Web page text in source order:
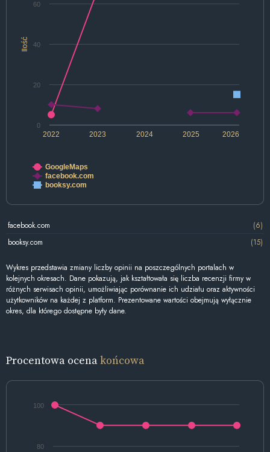
Ilość
2022 2024 2026
2023 2025
0
20
40
60
GoogleMaps
facebook.com
booksy.com
facebook.com
(6)
booksy.com
(15)
Wykres przedstawia zmiany liczby opinii na poszczególnych portalach w
kolejnych okresach. Dane pokazują, jak kształtowała się liczba recenzji firmy w
różnych serwisach opinii, umożliwiając porównanie ich udziału oraz aktywności
użytkowników na każdej z platform. Prezentowane wartości obejmują wyłącznie
okres, dla którego dostępne były dane.
Procentowa ocenakońcowa
80
100